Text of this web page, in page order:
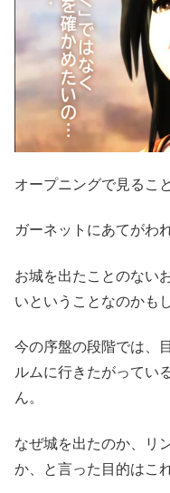
オープニングで見るこ
ガーネットにあてがわ
お城を出たことのない
いということなのかも
今の序盤の段階では、
ルムに行きたがってい
ん。
なぜ城を出たのか、リ
か、と言った目的はこ